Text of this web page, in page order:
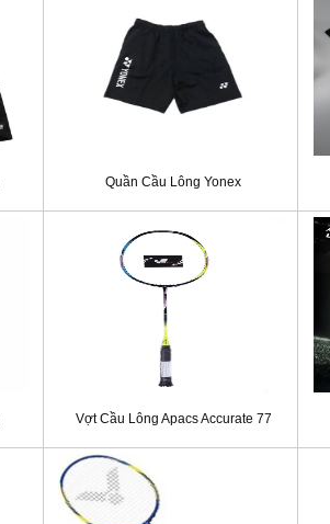
Quần Cầu Lông Yonex
Vợt Cầu Lông Apacs Accurate 77